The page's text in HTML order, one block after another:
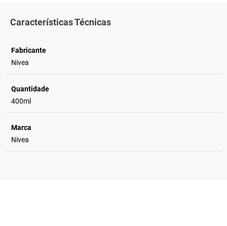
Características Técnicas
Fabricante
Nivea
Quantidade
400ml
Marca
Nivea